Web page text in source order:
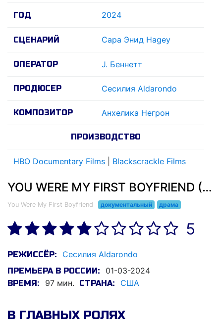
ГОД 2024
СЦЕНАРИЙ Сара Энид Hagey
ОПЕРАТОР J. Беннетт
ПРОДЮСЕР Сесилия Aldarondo
КОМПОЗИТОР Анхелика Негрон
ПРОИЗВОДСТВО
HBO Documentary Films Blackscrackle Films
YOU WERE MY FIRST BOYFRIEND (2024)
You Were My First Boyfriend документальный драма
5
РЕЖИССЁР: Сесилия Aldarondo
ПРЕМЬЕРА В РОССИИ: 01-03-2024
ВРЕМЯ: 97 мин. СТРАНА: США
В ГЛАВНЫХ РОЛЯХ